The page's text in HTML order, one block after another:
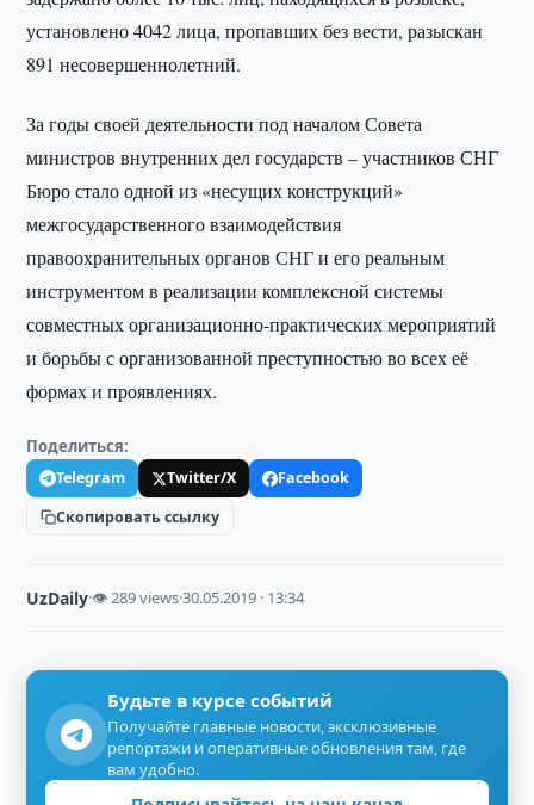
установлено 4042 лица, пропавших без вести, разыскан
891 несовершеннолетний.
За годы своей деятельности под началом Совета
министров внутренних дел государств – участников СНГ
Бюро стало одной из «несущих конструкций»
межгосударственного взаимодействия
правоохранительных органов СНГ и его реальным
инструментом в реализации комплексной системы
совместных организационно-практических мероприятий
и борьбы с организованной преступностью во всех её
формах и проявлениях.
Поделиться:
Telegram Twitter/X
Facebook
Скопировать ссылку
UzDaily·👁 289 views·30.05.2019 · 13:34
Будьте в курсе событий
Получайте главные новости, эксклюзивные
репортажи и оперативные обновления там, где
вам удобно.